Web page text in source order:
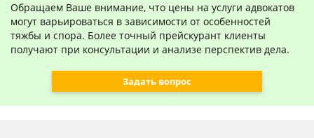
Обращаем Ваше внимание, что цены на услуги адвокатов
могут варьироваться в зависимости от особенностей
тяжбы и спора. Более точный прейскурант клиенты
получают при консультации и анализе перспектив дела.
Задать вопрос